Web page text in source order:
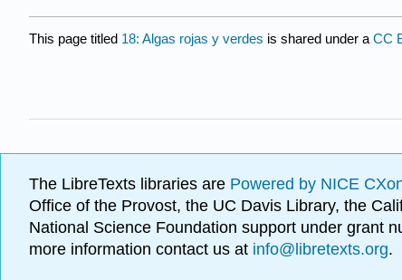
This page titled 18: Algas rojas y verdes is shared under a CC
The LibreTexts libraries are Powered by NICE
Office of the Provost, the UC Davis Library, the
National Science Foundation support under grant
more information contact us at info@libretexts.org.